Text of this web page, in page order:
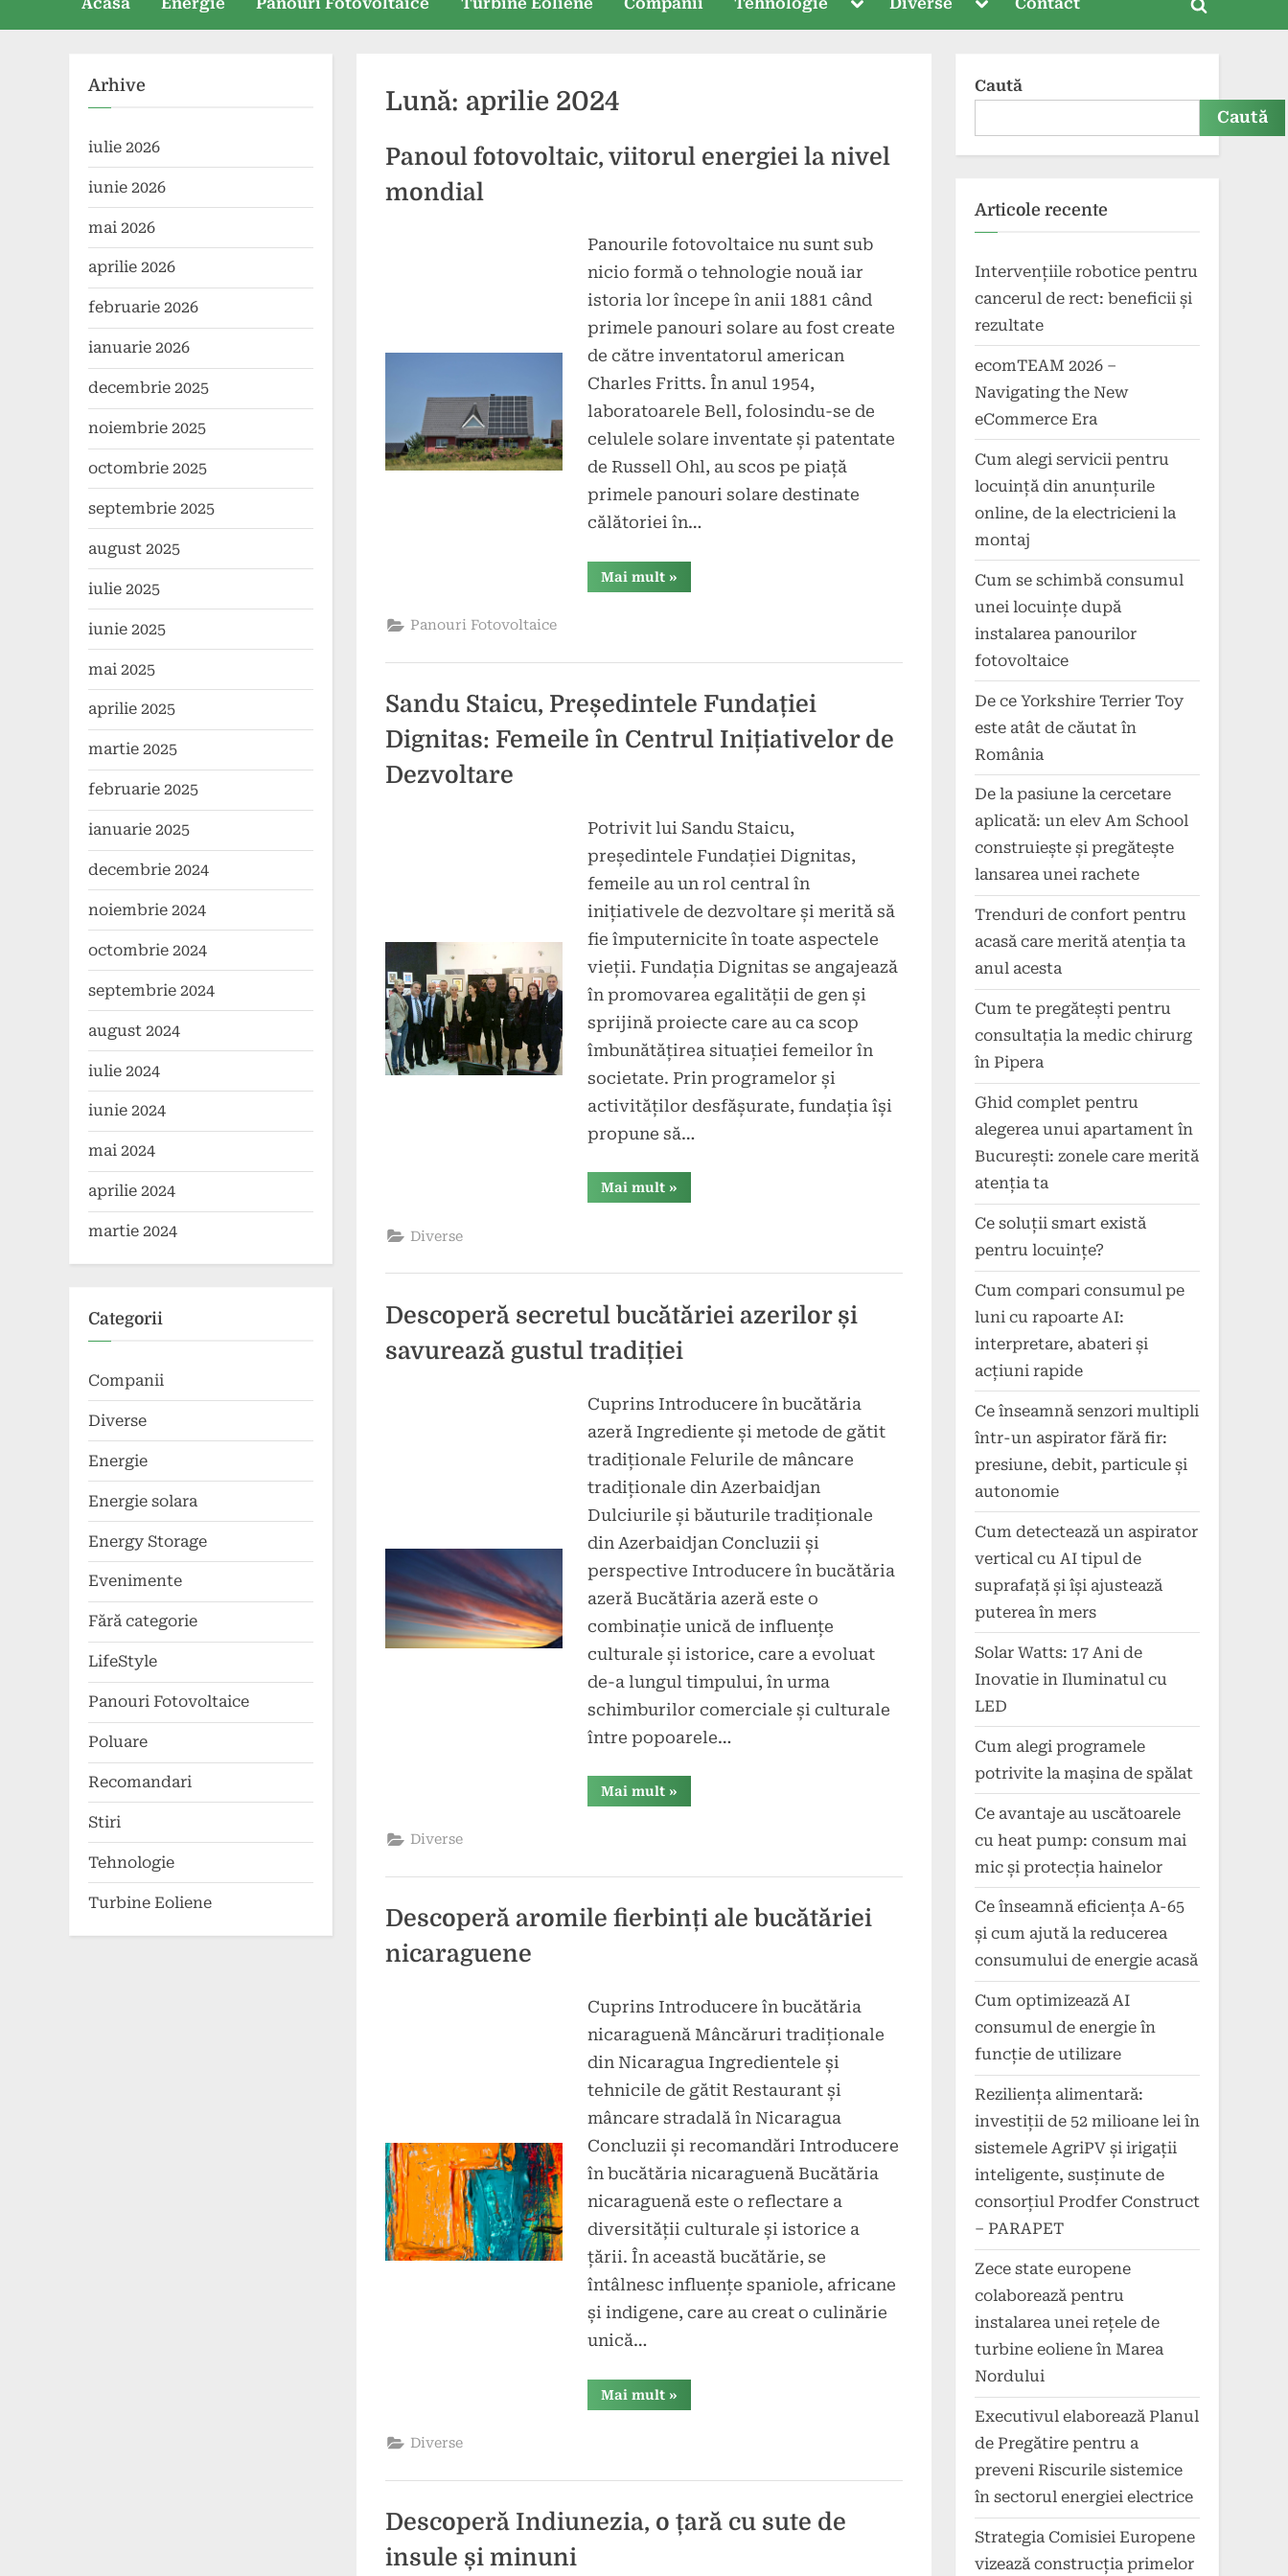
menu
menu
Toggle
Lună: aprilie 2024
Panoul fotovoltaic, viitorul energiei la nivel
mondial
Panourile fotovoltaice nu sunt sub
nicio formă o tehnologie nouă iar
istoria lor începe în anii 1881 când
primele panouri solare au fost create
de către inventatorul american
Charles Fritts. În anul 1954,
laboratoarele Bell, folosindu-se de
celulele solare inventate și patentate
de Russell Ohl, au scos pe piață
primele panouri solare destinate
călătoriei în…
Mai mult“Panoul
fotovoltaic,
»
Panouri Fotovoltaice
Sandu Staicu, Președintele Fundației
Dignitas: Femeile în Centrul Inițiativelor de
Dezvoltare
Fundației
Dignitas:
Femeile
în
Centrul
Inițiativelor
Potrivit lui Sandu Staicu,
președintele Fundației Dignitas,
femeile au un rol central în
inițiativele de dezvoltare și merită să
fie împuternicite în toate aspectele
vieții. Fundația Dignitas se angajează
în promovarea egalității de gen și
sprijină proiecte care au ca scop
îmbunătățirea situației femeilor în
societate. Prin programelor și
activităților desfășurate, fundația își
propune să…
Mai mult“Sandu
Staicu,
de
Dezvoltare”
»
Diverse
Descoperă secretul bucătăriei azerilor și
savurează gustul tradiției
Cuprins Introducere în bucătăria
azeră Ingrediente și metode de gătit
tradiționale Felurile de mâncare
tradiționale din Azerbaidjan
Dulciurile și băuturile tradiționale
din Azerbaidjan Concluzii și
perspective Introducere în bucătăria
azeră Bucătăria azeră este o
combinație unică de influențe
culturale și istorice, care a evoluat
de-a lungul timpului, în urma
schimburilor comerciale și culturale
între popoarele…
Mai mult“Descoperă
secretul
»
Diverse
Descoperă aromile fierbinți ale bucătăriei
nicaraguene
Cuprins Introducere în bucătăria
nicaraguenă Mâncăruri tradiționale
din Nicaragua Ingredientele și
tehnicile de gătit Restaurant și
mâncare stradală în Nicaragua
Concluzii și recomandări Introducere
în bucătăria nicaraguenă Bucătăria
nicaraguenă este o reflectare a
diversității culturale și istorice a
țării. În această bucătărie, se
întâlnesc influențe spaniole, africane
și indigene, care au creat o culinărie
unică…
Mai mult“Descoperă
aromile
»
Diverse
Descoperă Indiunezia, o țară cu sute de
insule și minuni
Arhive
iulie 2026
iunie 2026
mai 2026
aprilie 2026
februarie 2026
ianuarie 2026
decembrie 2025
noiembrie 2025
octombrie 2025
septembrie 2025
august 2025
iulie 2025
iunie 2025
mai 2025
aprilie 2025
martie 2025
februarie 2025
ianuarie 2025
decembrie 2024
noiembrie 2024
octombrie 2024
septembrie 2024
august 2024
iulie 2024
iunie 2024
mai 2024
aprilie 2024
martie 2024
Categorii
Companii
Diverse
Energie
Energie solara
Energy Storage
Evenimente
Fără categorie
LifeStyle
Panouri Fotovoltaice
Poluare
Recomandari
Stiri
Tehnologie
Turbine Eoliene
Caută
Caută
Articole recente
Intervențiile robotice pentru
cancerul de rect: beneficii și
rezultate
ecomTEAM 2026 –
Navigating the New
eCommerce Era
Cum alegi servicii pentru
locuință din anunțurile
online, de la electricieni la
montaj
Cum se schimbă consumul
unei locuințe după
instalarea panourilor
fotovoltaice
De ce Yorkshire Terrier Toy
este atât de căutat în
România
De la pasiune la cercetare
aplicată: un elev Am School
construiește și pregătește
lansarea unei rachete
Trenduri de confort pentru
acasă care merită atenția ta
anul acesta
Cum te pregătești pentru
consultația la medic chirurg
în Pipera
Ghid complet pentru
alegerea unui apartament în
București: zonele care merită
atenția ta
Ce soluții smart există
pentru locuințe?
Cum compari consumul pe
luni cu rapoarte AI:
interpretare, abateri și
acțiuni rapide
Ce înseamnă senzori multipli
într-un aspirator fără fir:
presiune, debit, particule și
autonomie
Cum detectează un aspirator
vertical cu AI tipul de
suprafață și își ajustează
puterea în mers
Solar Watts: 17 Ani de
Inovatie in Iluminatul cu
LED
Cum alegi programele
potrivite la mașina de spălat
Ce avantaje au uscătoarele
cu heat pump: consum mai
mic și protecția hainelor
Ce înseamnă eficiența A-65
și cum ajută la reducerea
consumului de energie acasă
Cum optimizează AI
consumul de energie în
funcție de utilizare
Reziliența alimentară:
investiții de 52 milioane lei în
sistemele AgriPV și irigații
inteligente, susținute de
consorțiul Prodfer Construct
– PARAPET
Zece state europene
colaborează pentru
instalarea unei rețele de
turbine eoliene în Marea
Nordului
Executivul elaborează Planul
de Pregătire pentru a
preveni Riscurile sistemice
în sectorul energiei electrice
Strategia Comisiei Europene
vizează construcția primelor